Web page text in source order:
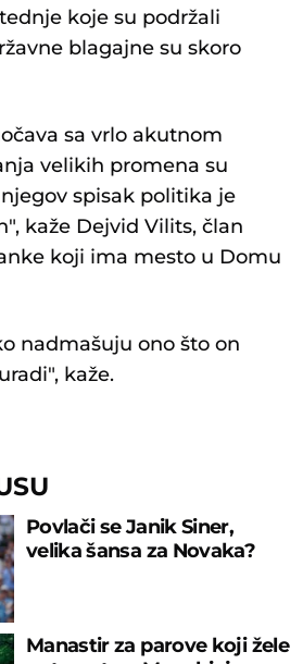
koje su podržali
blagajne su skoro
sa vrlo akutnom
velikih promena su
spisak politika je
kaže Dejvid Vilits, član
koji ima mesto u Domu
nadmašuju ono što on
kaže.
Povlači se Janik Siner,
velika šansa za Novaka?
Manastir za parove koji žele